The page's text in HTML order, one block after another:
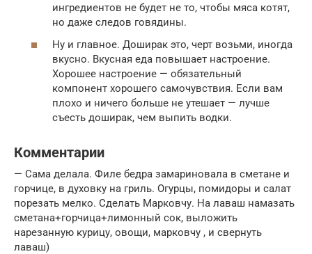
ингредиентов не будет не то, чтобы мяса котят,
но даже следов говядины.
Ну и главное. Доширак это, черт возьми, иногда
вкусно. Вкусная еда повышает настроение.
Хорошее настроение — обязательный
компонент хорошего самочувствия. Если вам
плохо и ничего больше не утешает — лучше
съесть доширак, чем выпить водки.
Комментарии
— Сама делала. Филе бедра замариновала в сметане и
горчице, в духовку на гриль. Огурцы, помидоры и салат
порезать мелко. Сделать Марковчу. На лаваш намазать
сметана+горчица+лимонный сок, выложить
нарезанную курицу, овощи, марковчу , и свернуть
лаваш)